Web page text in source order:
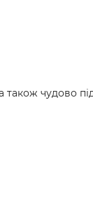
також чудово